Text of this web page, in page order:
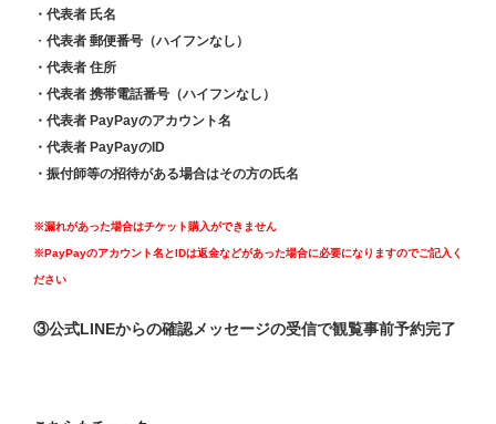
・代表者 氏名
・ 代表者 郵便番号（ハイフンなし）
・代表者 住所
・代表者 携帯電話番号（ハイフンなし）
・代表者 PayPayのアカウント名
・代表者 PayPayのID
・振付師等の招待がある場合はその方の氏名
※漏れがあった場合はチケット購入ができません
※PayPayのアカウント名とIDは返金などがあった場合に必要になりますのでご記入く
ださい
③公式LINEからの確認メッセージの受信で観覧事前予約完了